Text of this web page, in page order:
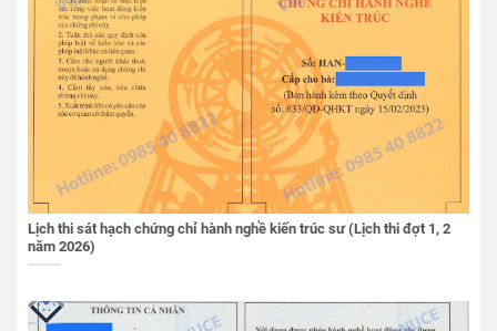
Lịch thi sát hạch chứng chỉ hành nghề kiến trúc sư (Lịch thi đợt 1, 2
năm 2026)